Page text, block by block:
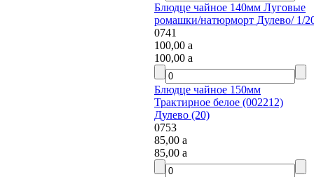
Блюдце чайное 140мм Луговые
ромашки/натюрморт Дулево/ 1/20
0741
100,00a
100,00a
Блюдце чайное 150мм
Трактирное белое (002212)
Дулево (20)
0753
85,00a
85,00a